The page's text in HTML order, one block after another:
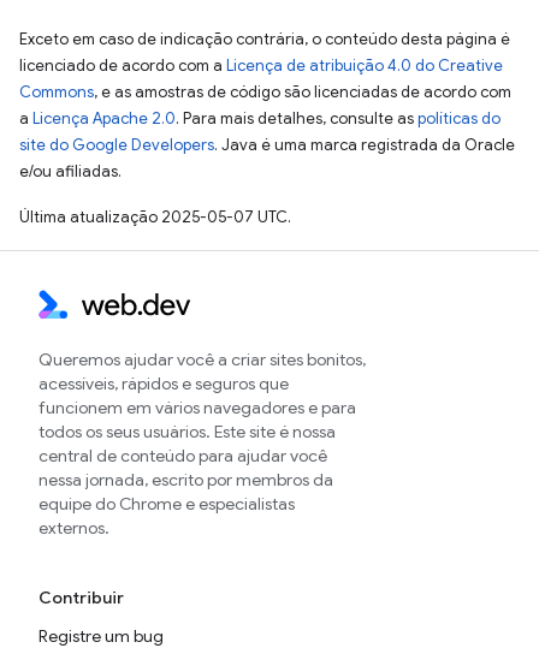
Exceto em caso de indicação contrária, o conteúdo desta página é
licenciado de acordo com a Licença de atribuição 4.0 do Creative
Commons, e as amostras de código são licenciadas de acordo com
a Licença Apache 2.0. Para mais detalhes, consulte aspolíticas do
site do Google Developers. Java é uma marca registrada da Oracle
e/ou afiliadas.
Última atualização 2025-05-07 UTC.
Queremos ajudar você a criar sites bonitos,
acessíveis, rápidos e seguros que
funcionem em vários navegadores e para
todos os seus usuários. Este site é nossa
central de conteúdo para ajudar você
nessa jornada, escrito por membros da
equipe do Chrome e especialistas
externos.
Contribuir
Registre um bug